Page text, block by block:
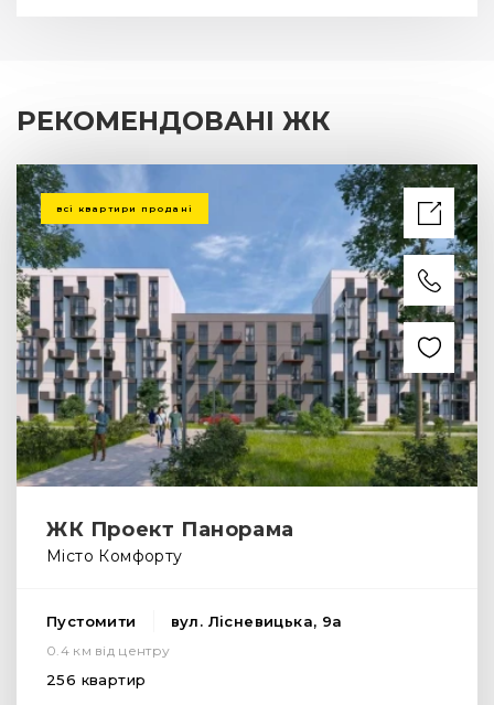
РЕКОМЕНДОВАНІ ЖК
всі квартири продані
ЖК Проект Панорама
Місто Комфорту
Пустомити вул. Лісневицька, 9а
0.4 км від центру
256 квартир